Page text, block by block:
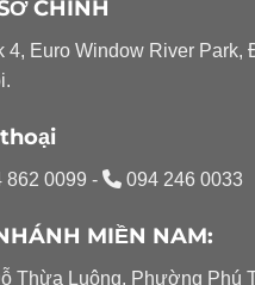
CHÍNH
4, Euro Window River Park,
862 0099 - 094 246 0033
MIỀN NAM:
Thừa Luông, Phường Phú